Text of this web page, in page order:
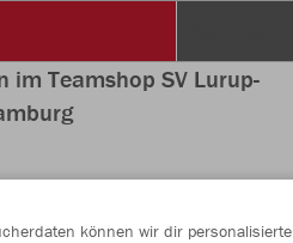
im Teamshop SV Lurup-
Farbe können wir dir personalisierte